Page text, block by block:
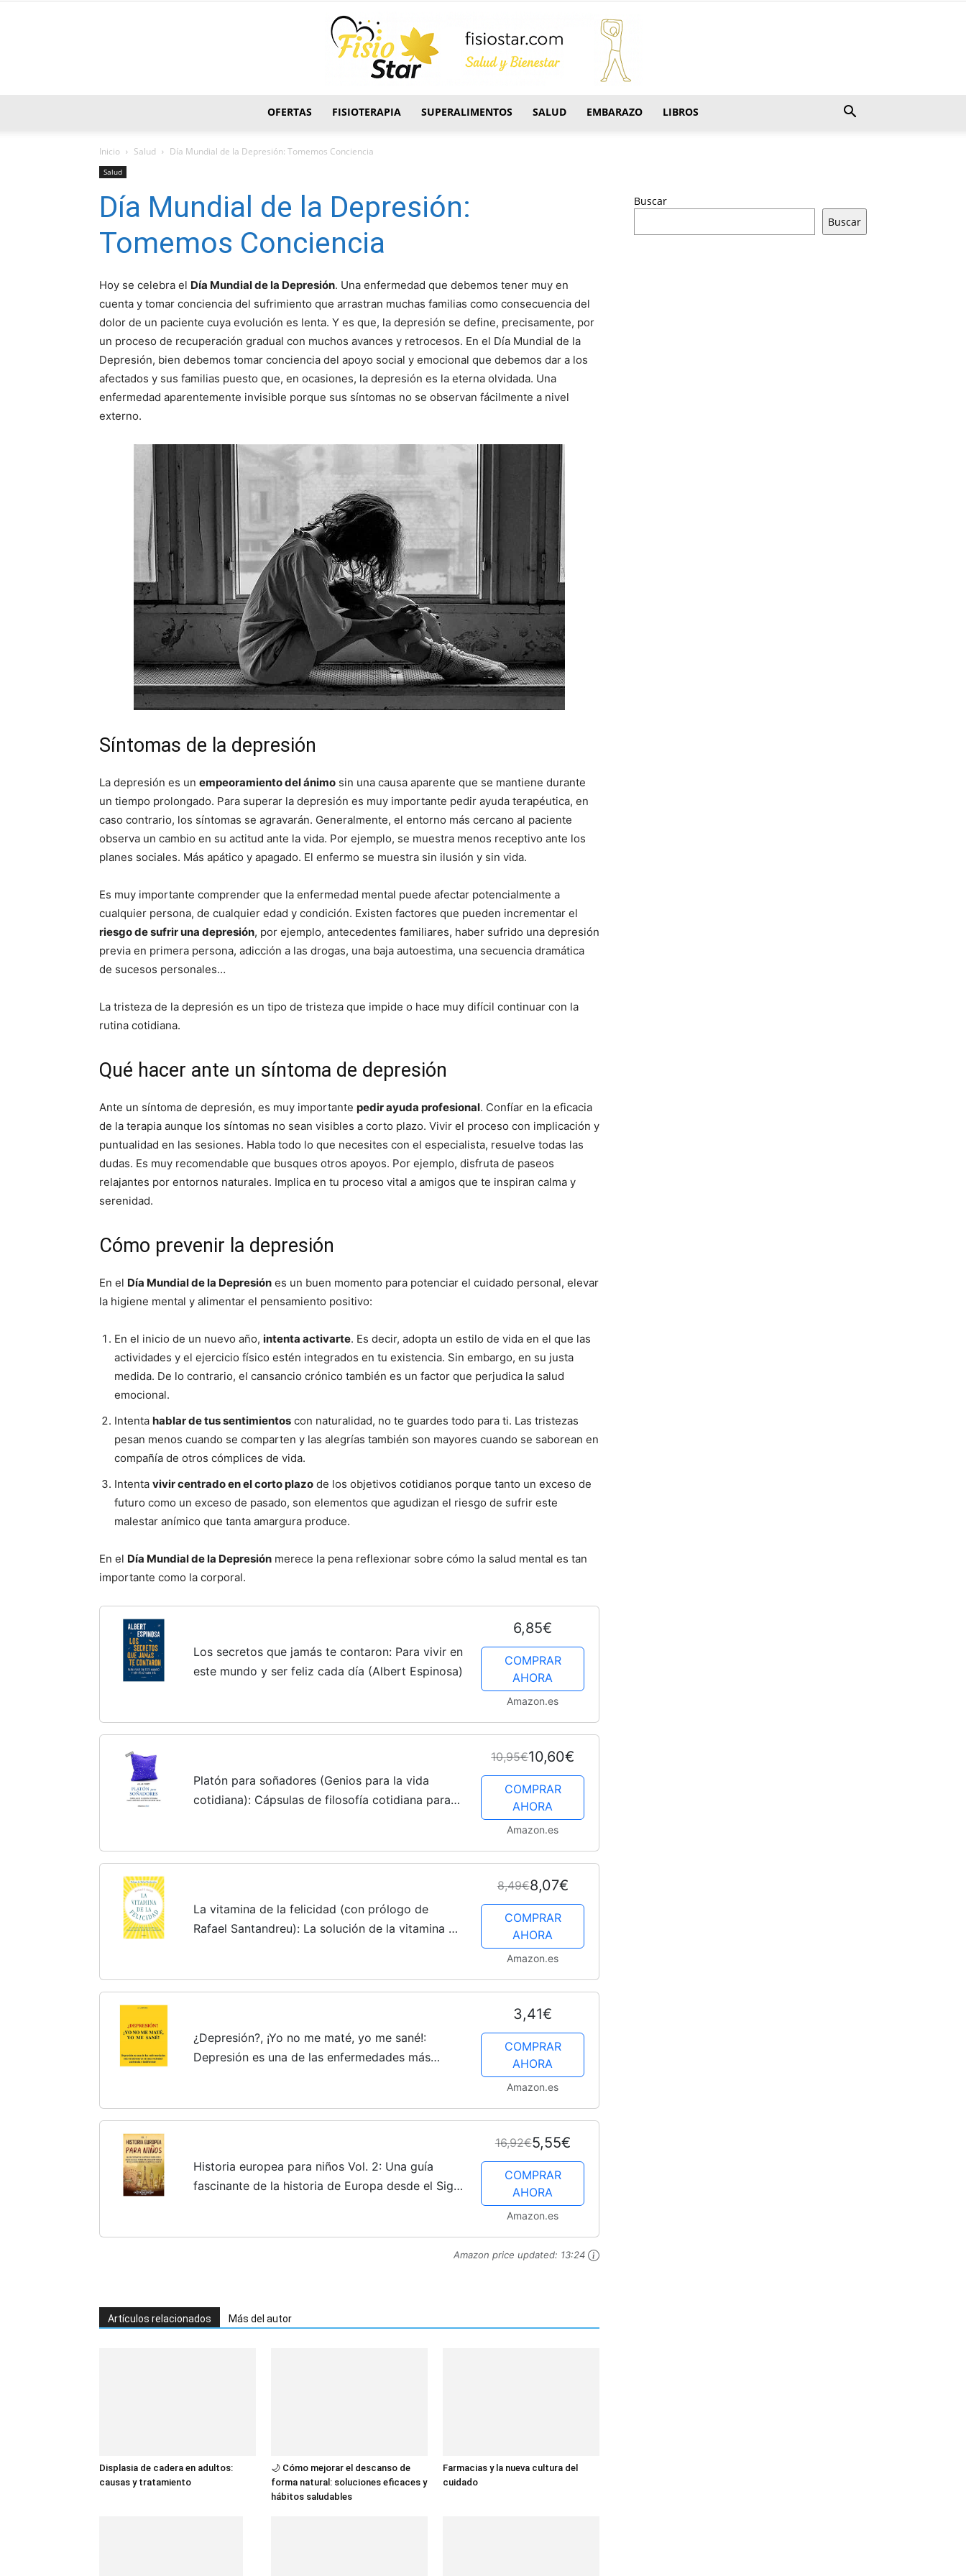
OFERTAS FISIOTERAPIA SUPERALIMENTOS SALUD EMBARAZO LIBROS
Inicio Salud Día Mundial de la Depresión: Tomemos Conciencia
Salud
Día Mundial de la Depresión:
Tomemos Conciencia
Hoy se celebra el Día Mundial de la Depresión. Una enfermedad que debemos tener muy en
cuenta y tomar conciencia del sufrimiento que arrastran muchas familias como consecuencia del
dolor de un paciente cuya evolución es lenta. Y es que, la depresión se define, precisamente, por
un proceso de recuperación gradual con muchos avances y retrocesos. En el Día Mundial de la
Depresión, bien debemos tomar conciencia del apoyo social y emocional que debemos dar a los
afectados y sus familias puesto que, en ocasiones, la depresión es la eterna olvidada. Una
enfermedad aparentemente invisible porque sus síntomas no se observan fácilmente a nivel
externo.
Síntomas de la depresión
La depresión es un empeoramiento del ánimo sin una causa aparente que se mantiene durante
un tiempo prolongado. Para superar la depresión es muy importante pedir ayuda terapéutica, en
caso contrario, los síntomas se agravarán. Generalmente, el entorno más cercano al paciente
observa un cambio en su actitud ante la vida. Por ejemplo, se muestra menos receptivo ante los
planes sociales. Más apático y apagado. El enfermo se muestra sin ilusión y sin vida.
Es muy importante comprender que la enfermedad mental puede afectar potencialmente a
cualquier persona, de cualquier edad y condición. Existen factores que pueden incrementar el
riesgo de sufrir una depresión, por ejemplo, antecedentes familiares, haber sufrido una depresión
previa en primera persona, adicción a las drogas, una baja autoestima, una secuencia dramática
de sucesos personales…
La tristeza de la depresión es un tipo de tristeza que impide o hace muy difícil continuar con la
rutina cotidiana.
Qué hacer ante un síntoma de depresión
Ante un síntoma de depresión, es muy importante pedir ayuda profesional. Confíar en la eficacia
de la terapia aunque los síntomas no sean visibles a corto plazo. Vivir el proceso con implicación y
puntualidad en las sesiones. Habla todo lo que necesites con el especialista, resuelve todas las
dudas. Es muy recomendable que busques otros apoyos. Por ejemplo, disfruta de paseos
relajantes por entornos naturales. Implica en tu proceso vital a amigos que te inspiran calma y
serenidad.
Cómo prevenir la depresión
En el Día Mundial de la Depresión es un buen momento para potenciar el cuidado personal, elevar
la higiene mental y alimentar el pensamiento positivo:
En el inicio de un nuevo año, intenta activarte. Es decir, adopta un estilo de vida en el que las
actividades y el ejercicio físico estén integrados en tu existencia. Sin embargo, en su justa
medida. De lo contrario, el cansancio crónico también es un factor que perjudica la salud
emocional.
Intenta hablar de tus sentimientos con naturalidad, no te guardes todo para ti. Las tristezas
pesan menos cuando se comparten y las alegrías también son mayores cuando se saborean en
compañía de otros cómplices de vida.
Intenta vivir centrado en el corto plazo de los objetivos cotidianos porque tanto un exceso de
futuro como un exceso de pasado, son elementos que agudizan el riesgo de sufrir este
malestar anímico que tanta amargura produce.
En el Día Mundial de la Depresión merece la pena reflexionar sobre cómo la salud mental es tan
importante como la corporal.
Los secretos que jamás te contaron: Para vivir en
este mundo y ser feliz cada día (Albert Espinosa)
6,85€
COMPRAR
AHORA
Amazon.es
Platón para soñadores (Genios para la vida
cotidiana): Cápsulas de filosofía cotidiana para
10,95€10,60€
COMPRAR
AHORA
Amazon.es
La vitamina de la felicidad (con prólogo de
Rafael Santandreu): La solución de la vitamina D
8,49€8,07€
COMPRAR
AHORA
Amazon.es
¿Depresión?, ¡Yo no me maté, yo me sané!:
Depresión es una de las enfermedades más
3,41€
COMPRAR
AHORA
Amazon.es
Historia europea para niños Vol. 2: Una guía
fascinante de la historia de Europa desde el Siglo
16,92€5,55€
COMPRAR
AHORA
Amazon.es
Amazon price updated: 13:24
Artículos relacionados Más del autor
Displasia de cadera en adultos:
causas y tratamiento
🌙 Cómo mejorar el descanso de
forma natural: soluciones eficaces y
hábitos saludables
Farmacias y la nueva cultura del
cuidado
Buscar
Buscar